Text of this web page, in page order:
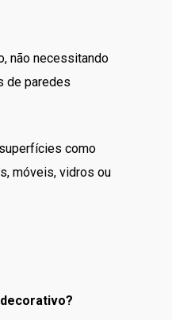
não necessitando
de paredes
como
móveis, vidros ou